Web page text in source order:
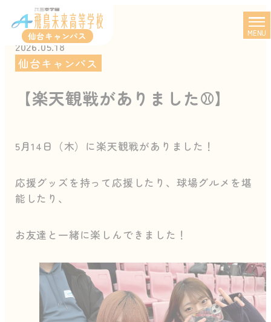
仙台キャンパス MENU
【楽天観戦がありました⚾】
2026.05.18
仙台キャンパス
5月14日（木）に楽天観戦がありました！
応援グッズを持って応援したり、球場グルメを堪
能したり、
お友達と一緒に楽しんできました！